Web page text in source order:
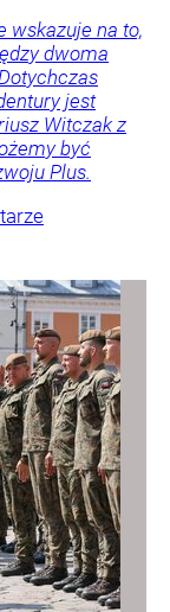
wskazuje na to,
dwoma
jest
Witczak z
być
Plus.